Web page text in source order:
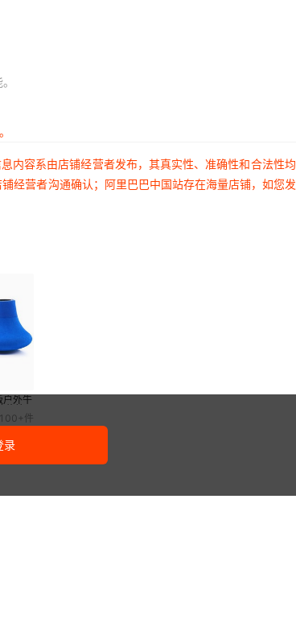
内容系由店铺经营者发布，其真实性、准确性和合法性
经营者沟通确认；阿里巴巴中国站存在海量店铺，如您
户外牛
钓
100+ 件
录